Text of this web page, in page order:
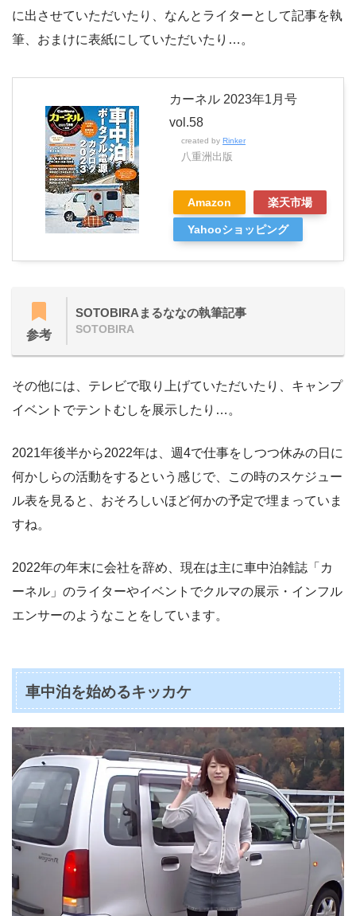
に出させていただいたり、なんとライターとして記事を執
筆、おまけに表紙にしていただいたり…。
カーネル 2023年1月号
vol.58
created by Rinker
八重洲出版
Amazon 楽天市場
Yahooショッピング
参考
SOTOBIRAまるななの執筆記事
SOTOBIRA
その他には、テレビで取り上げていただいたり、キャンプ
イベントでテントむしを展示したり…。
2021年後半から2022年は、週4で仕事をしつつ休みの日に
何かしらの活動をするという感じで、この時のスケジュー
ル表を見ると、おそろしいほど何かの予定で埋まっていま
すね。
2022年の年末に会社を辞め、現在は主に車中泊雑誌「カ
ーネル」のライターやイベントでクルマの展示・インフル
エンサーのようなことをしています。
車中泊を始めるキッカケ